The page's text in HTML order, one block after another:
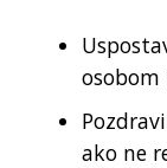
osobom
ako ne